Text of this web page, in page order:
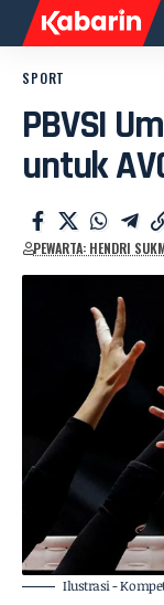
SPORT
PBVSI
untuk
PEWARTA: HENDRI
Ilustrasi -